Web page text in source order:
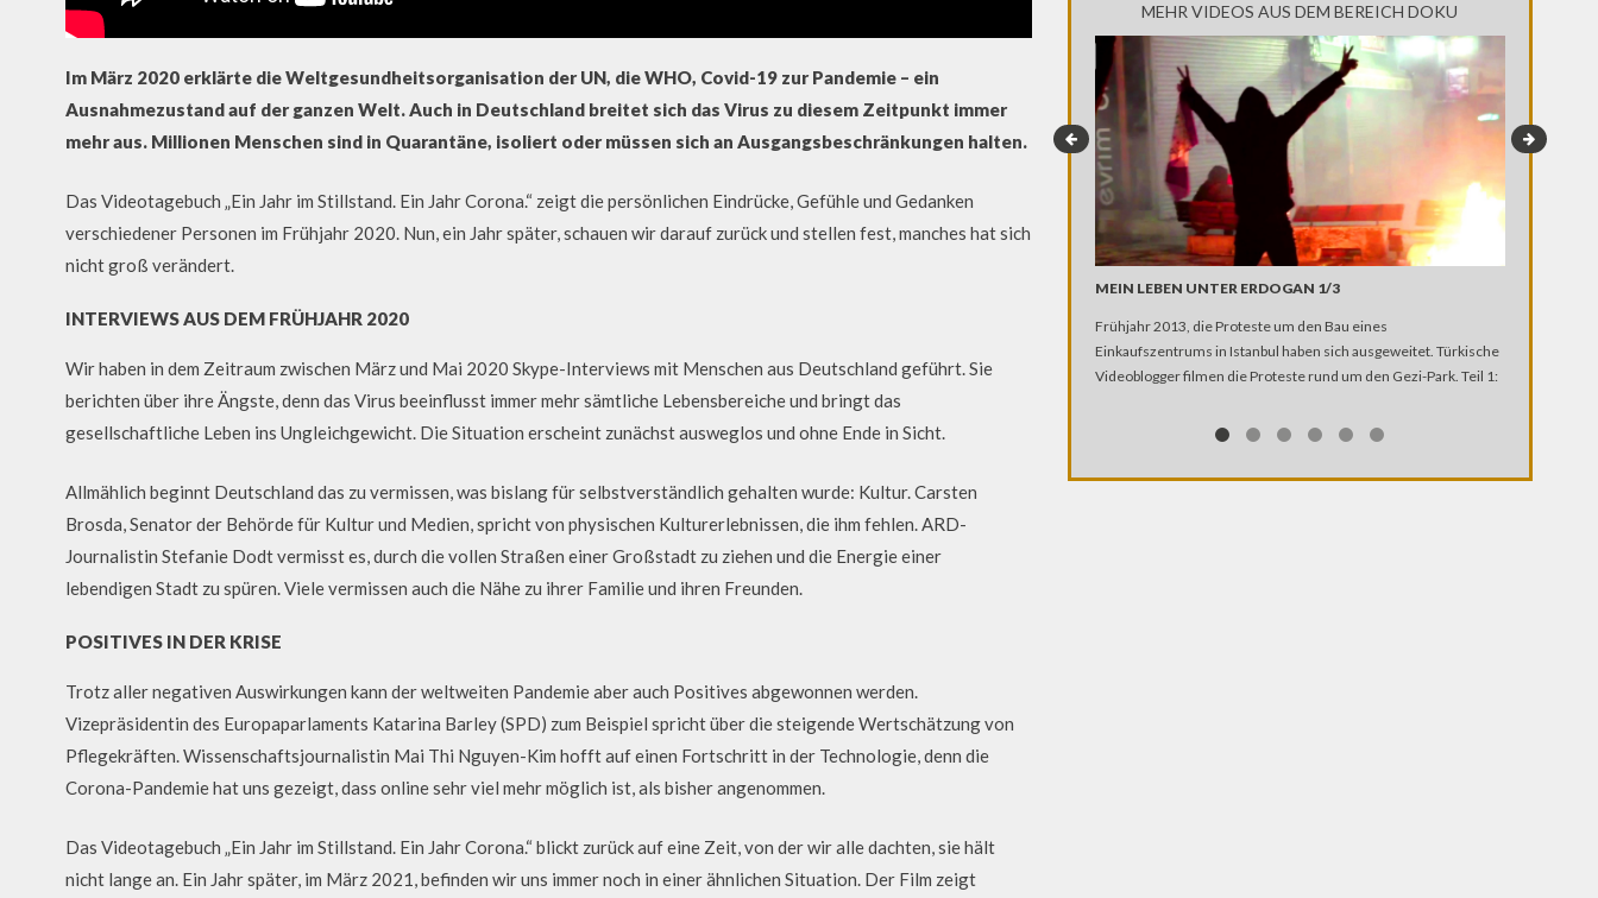
Im März 2020 erklärte die Weltgesundheitsorganisation der UN, die WHO, Covid-19 zur Pandemie – ein
Ausnahmezustand auf der ganzen Welt. Auch in Deutschland breitet sich das Virus zu diesem Zeitpunkt immer
mehr aus. Millionen Menschen sind in Quarantäne, isoliert oder müssen sich an Ausgangsbeschränkungen halten.
Das Videotagebuch „Ein Jahr im Stillstand. Ein Jahr Corona.“ zeigt die persönlichen Eindrücke, Gefühle und Gedanken
verschiedener Personen im Frühjahr 2020. Nun, ein Jahr später, schauen wir darauf zurück und stellen fest, manches hat sich
nicht groß verändert.
INTERVIEWS AUS DEM FRÜHJAHR 2020
Wir haben in dem Zeitraum zwischen März und Mai 2020 Skype-Interviews mit Menschen aus Deutschland geführt. Sie
berichten über ihre Ängste, denn das Virus beeinflusst immer mehr sämtliche Lebensbereiche und bringt das
gesellschaftliche Leben ins Ungleichgewicht. Die Situation erscheint zunächst ausweglos und ohne Ende in Sicht.
Allmählich beginnt Deutschland das zu vermissen, was bislang für selbstverständlich gehalten wurde: Kultur. Carsten
Brosda, Senator der Behörde für Kultur und Medien, spricht von physischen Kulturerlebnissen, die ihm fehlen. ARD-
Journalistin Stefanie Dodt vermisst es, durch die vollen Straßen einer Großstadt zu ziehen und die Energie einer
lebendigen Stadt zu spüren. Viele vermissen auch die Nähe zu ihrer Familie und ihren Freunden.
POSITIVES IN DER KRISE
Trotz aller negativen Auswirkungen kann der weltweiten Pandemie aber auch Positives abgewonnen werden.
Vizepräsidentin des Europaparlaments Katarina Barley (SPD) zum Beispiel spricht über die steigende Wertschätzung von
Pflegekräften. Wissenschaftsjournalistin Mai Thi Nguyen-Kim hofft auf einen Fortschritt in der Technologie, denn die
Corona-Pandemie hat uns gezeigt, dass online sehr viel mehr möglich ist, als bisher angenommen.
Das Videotagebuch „Ein Jahr im Stillstand. Ein Jahr Corona.“ blickt zurück auf eine Zeit, von der wir alle dachten, sie hält
nicht lange an. Ein Jahr später, im März 2021, befinden wir uns immer noch in einer ähnlichen Situation. Der Film zeigt
MEHR VIDEOS AUS DEM BEREICH DOKU
MEIN LEBEN UNTER ERDOGAN 1/3
Frühjahr 2013, die Proteste um den Bau eines
Einkaufszentrums in Istanbul haben sich ausgeweitet. Türkische
Videoblogger filmen die Proteste rund um den Gezi-Park. Teil 1: